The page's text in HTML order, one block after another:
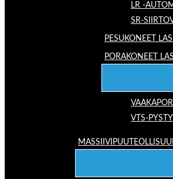
LR -
SR-
PESUKONEET
PORAKONEET
VTS-